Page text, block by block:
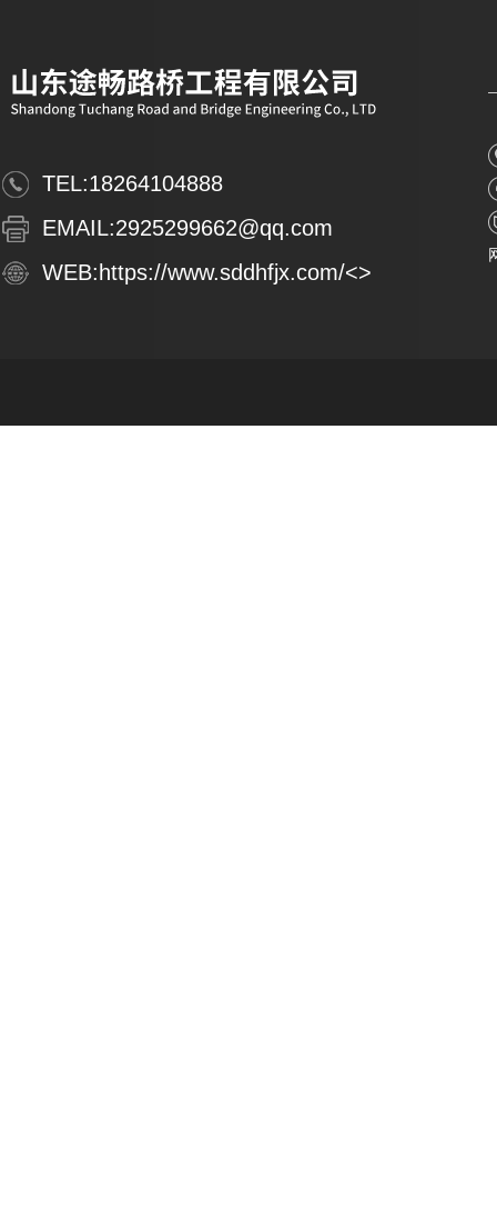
TEL:18264104888
EMAIL:2925299662@qq.com
WEB: https://www.sddhfjx.com/<>